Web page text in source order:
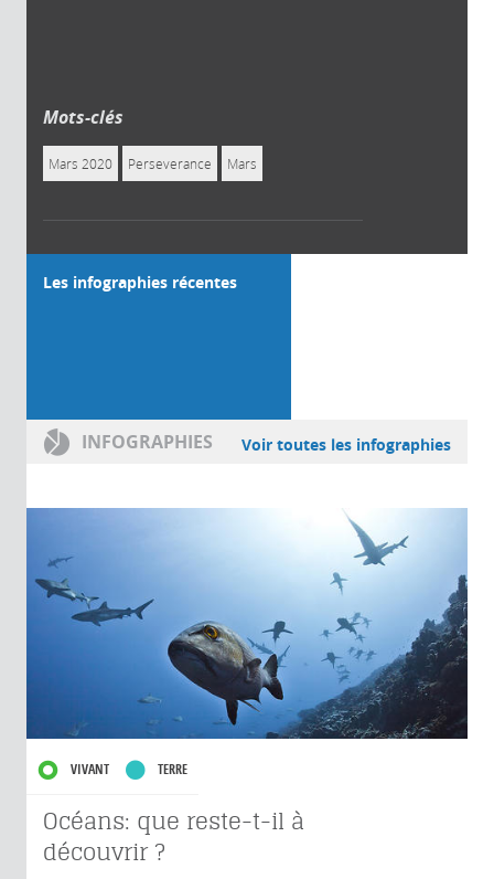
Mots-clés
Mars 2020 Perseverance Mars
Les infographies récentes
INFOGRAPHIES Voir toutes les infographies
VIVANT TERRE
Océans: que reste-t-il à
découvrir ?